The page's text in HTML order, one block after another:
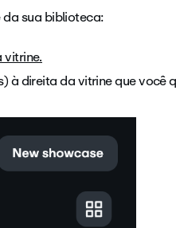
sua biblioteca:
vitrine.
à direita da vitrine que você